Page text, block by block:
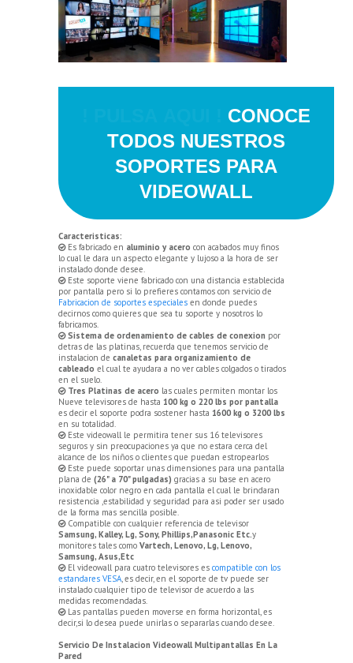
CONOCE
TODOS NUESTROS
SOPORTES PARA
VIDEOWALL
Caracteristicas:
Es fabricado en aluminio y acero con acabados muy finos
lo cual le dara un aspecto elegante y lujoso a la hora de ser
instalado donde desee.
Este soporte viene fabricado con una distancia establecida
por pantalla pero si lo prefieres contamos con servicio de
Fabricacion de soportes especiales en donde puedes
decirnos como quieres que sea tu soporte y nosotros lo
fabricamos.
Sistema de ordenamiento de cables de conexion por
detras de las platinas, recuerda que tenemos servicio de
instalacion de canaletas para organizamiento de
cableado el cual te ayudara a no ver cables colgados o tirados
en el suelo.
Tres Platinas de acero las cuales permiten montar los
Nueve televisores de hasta 100 kg o 220 lbs por pantalla
es decir el soporte podra sostener hasta 1600 kg o 3200 lbs
en su totalidad.
Este videowall le permitira tener sus 16 televisores
seguros y sin preocupaciones ya que no estara cerca del
alcance de los niños o clientes que puedan estropearlos
Este puede soportar unas dimensiones para una pantalla
plana de (26" a 70" pulgadas) gracias a su base en acero
inoxidable color negro en cada pantalla el cual le brindaran
resistencia ,estabilidad y seguridad para asi poder ser usado
de la forma mas sencilla posible.
Compatible con cualquier referencia de televisor
Samsung, Kalley, Lg, Sony, Phillips,Panasonic Etc.y
monitores tales como Vartech, Lenovo, Lg, Lenovo,
Samsung, Asus,Etc
El videowall para cuatro televisores es compatible con los
estandares VESA, es decir, en el soporte de tv puede ser
instalado cualquier tipo de televisor de acuerdo a las
medidas recomendadas.
Las pantallas pueden moverse en forma horizontal, es
decir,si lo desea puede unirlas o separarlas cuando desee.
Servicio De Instalacion Videowall Multipantallas En La
Pared